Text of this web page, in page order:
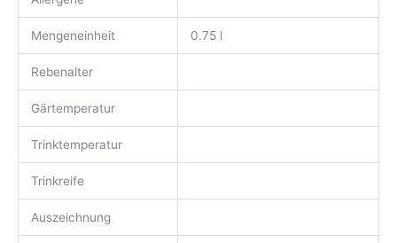
Mengeneinheit 0.75 l
Rebenalter
Gärtemperatur
Trinktemperatur
Trinkreife
Auszeichnung